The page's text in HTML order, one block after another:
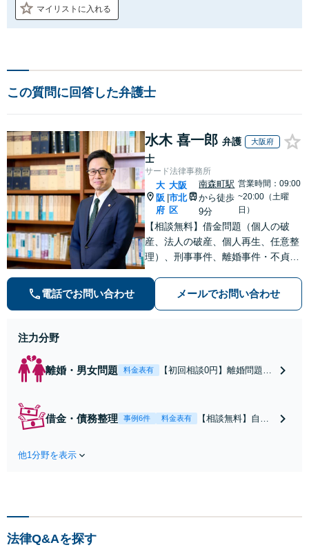
マイリストに入れる
この質問に回答した弁護士
水木 喜一郎 弁護
士
大阪府
サード法律事務所
大
阪
府
|
大阪
市北
区
南森町駅
から徒歩
9分
営業時間：09:00
~20:00（土曜
日）
【相談無料】借金問題（個人の破
産、法人の破産、個人再生、任意整
理）、刑事事件、離婚事件・不貞問
無料です。弁護士への相談をご検討
の方は、お気軽にお問い合わせくだ
電話でお問い合わせ メールでお問い合わせ
注力分野
離婚・男女問題 料金表有
【初回相談0円】離婚問題の
い。協議や調停、不貞の慰
謝料請求などでお困りの方
借金・債務整理 事例6件 料金表有
【相談無料】自己
ことが生活再建の
他1分野を表示
法律Q&Aを探す